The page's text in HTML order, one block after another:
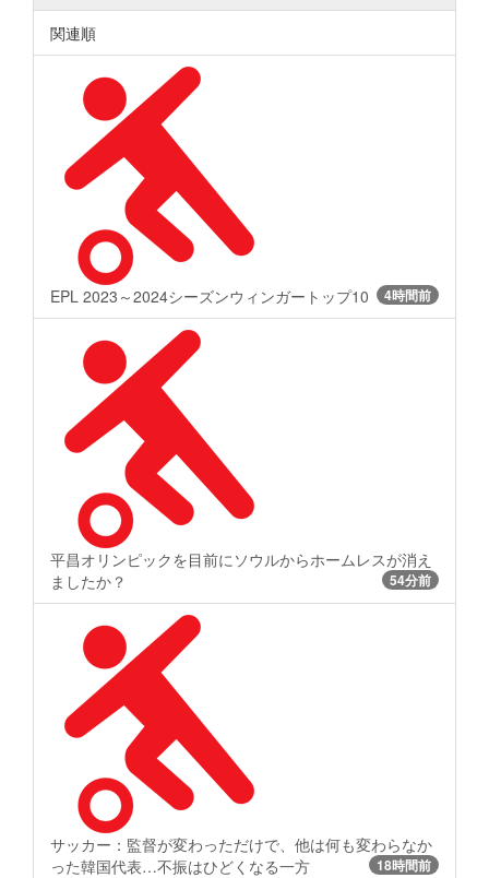
関連順
EPL 2023～2024シーズンウィンガートップ10 4時間前
平昌オリンピックを目前にソウルからホームレスが消え
ましたか？
54分前
サッカー：監督が変わっただけで、他は何も変わらなか
った韓国代表…不振はひどくなる一方
18時間前